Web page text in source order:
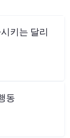
키는 달리
동